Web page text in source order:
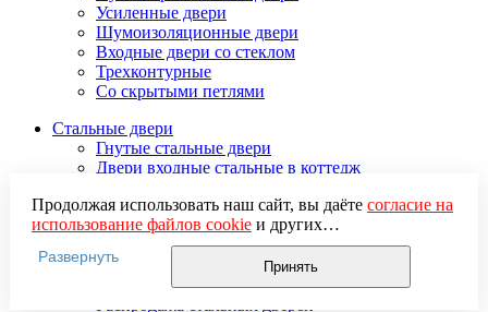
Усиленные двери
Шумоизоляционные двери
Входные двери со стеклом
Трехконтурные
Со скрытыми петлями
Стальные двери
Гнутые стальные двери
Двери входные стальные в коттедж
Стальные двери для улицы
Двери стальные утепленные
Дверь стальная двупольная
Наружные стальные двери
Недорогие стальные двери
Продолжая использовать наш сайт, вы даёте согласие на
использование файлов cookieи других
пользовательских данных (включая IP-адрес, сведения о
местоположении, устройстве, действиях на сайте и т. п.)
для функционирования сайта, проведения
Развернуть
Принять